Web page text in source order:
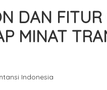
DAN
MINAT
Indonesia